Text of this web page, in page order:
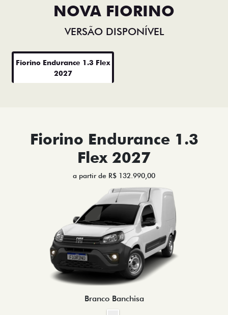
VERSÃO DISPONÍVEL
2027
Flex 2027
a partir de R$ 132.990,00
Branco Banchisa